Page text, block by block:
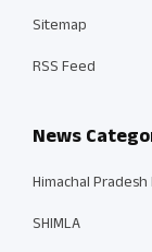
Sitemap
RSS Feed
News
Himachal Pradesh
SHIMLA